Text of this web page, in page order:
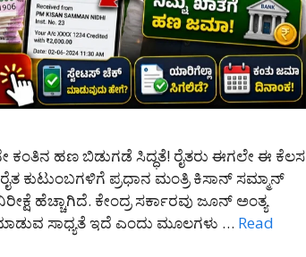
ಕಂತಿನ ಹಣ ಬಿಡುಗಡೆ ಸಿದ್ಧತೆ! ರೈತರು ಈಗಲೇ ಈ ಕೆಲಸ
ಕುಟುಂಬಗಳಿಗೆ ಪ್ರಧಾನ ಮಂತ್ರಿ ಕಿಸಾನ್ ಸಮ್ಮಾನ್
ಹೆಚ್ಚಾಗಿದೆ. ಕೇಂದ್ರ ಸರ್ಕಾರವು ಜೂನ್ ಅಂತ್ಯ
ಸಾಧ್ಯತೆ ಇದೆ ಎಂದು ಮೂಲಗಳು … Read